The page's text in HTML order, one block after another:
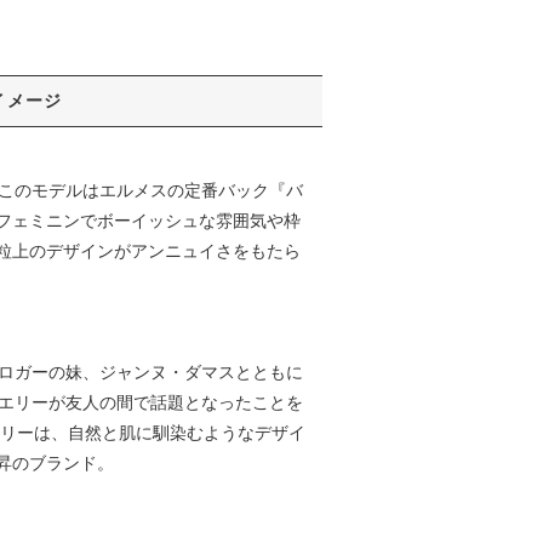
メージ
のモデルはエルメスの定番バック『バ
ェミニンでボーイッシュな雰囲気や枠
上のデザインがアンニュイさをもたら
ガーの妹、ジャンヌ・ダマスとともに
リーが友人の間で話題となったことを
ーは、自然と肌に馴染むようなデザイ
ブランド。